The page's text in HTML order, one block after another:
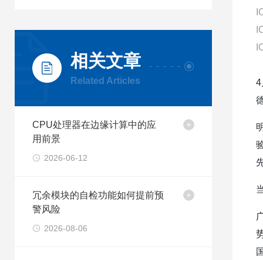
相关文章
Related Articles
CPU处理器在边缘计算中的应
用前景
2026-06-12
冗余模块的自检功能如何提前预
警风险
2026-08-06
4